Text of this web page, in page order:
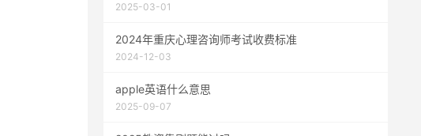
2025-03-01
2024年重庆心理咨询师考试收费标准
2024-12-03
apple英语什么意思
2025-09-07